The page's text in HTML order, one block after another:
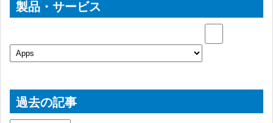
製品・サービス
過去の記事